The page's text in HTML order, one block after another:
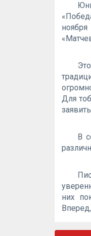
Для
В
них